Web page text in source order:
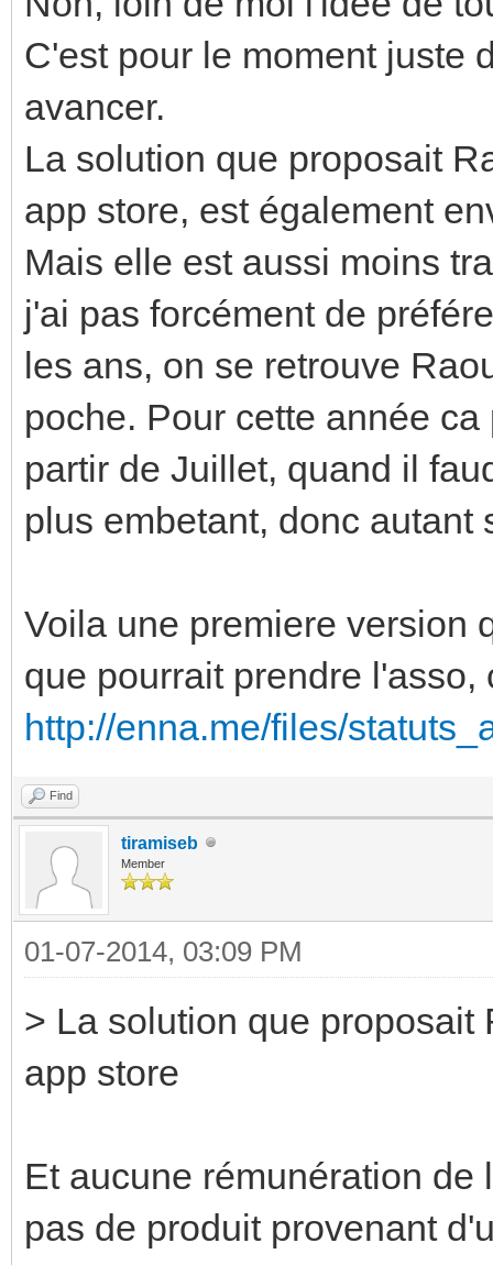
C'est pour le moment juste
avancer.
La solution que proposait
app store, est également
Mais elle est aussi moins
j'ai pas forcément de
les ans, on se retrouve
poche. Pour cette année
partir de Juillet, quand il
plus embetant, donc
Voila une premiere version
que pourrait prendre
http://enna.me/files/
Find
tiramiseb
Member
01-07-2014, 03:09 PM
> La solution que
app store
Et aucune rémunération
pas de produit provenant